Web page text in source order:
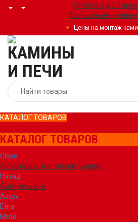
Оплата и доставка
Фальшивые
Цены на монтаж
КАТАЛОГ ТОВАРОВ
КАТАЛОГ ТОВАРОВ
Close
Аксессуары и комплектующие
Назад
Смотреть все
Astov
Etna
Meta